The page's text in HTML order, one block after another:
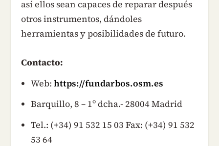
así ellos sean capaces de reparar después
otros instrumentos, dándoles
herramientas y posibilidades de futuro.
Contacto:
Web:https://fundarbos.osm.es
Barquillo, 8 – 1º dcha.- 28004 Madrid
Tel.: (+34) 91 532 15 03 Fax: (+34) 91 532
53 64